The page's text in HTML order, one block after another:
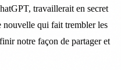
travaillerait en secret
nouvelle qui fait trembler les
notre façon de partager et